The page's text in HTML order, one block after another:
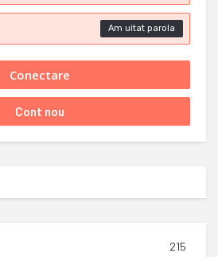
Am uitat parola
215